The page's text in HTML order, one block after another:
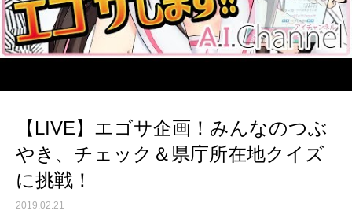
【LIVE】エゴサ企画！みんなのつぶ
やき、チェック＆県庁所在地クイズ
に挑戦！
2019.02.21